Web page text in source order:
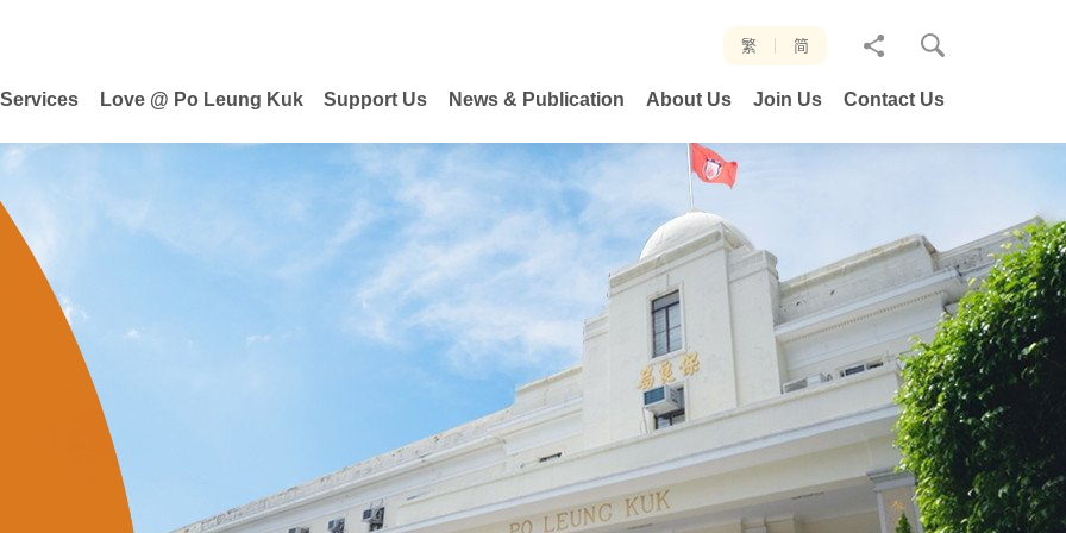
繁 简
分
Love @ Po Leung Kuk Support Us News & Publication About Us Join Us Contact Us